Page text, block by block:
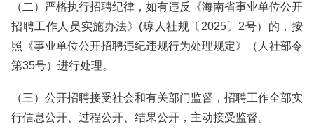
（二）严格执行招聘纪律，如有违反《海南省事业单位公开
招聘工作人员实施办法》(琼人社规〔2025〕2号）的，按
照《事业单位公开招聘违纪违规行为处理规定》（人社部令
第35号）进行处理。
（三）公开招聘接受社会和有关部门监督，招聘工作全部实
行信息公开、过程公开、结果公开，主动接受监督。